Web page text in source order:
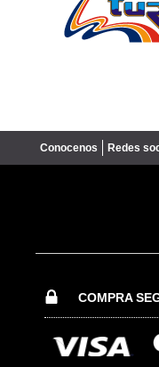
Conocenos Redes
COMPRA